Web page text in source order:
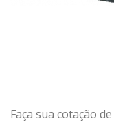
Faça sua cotação de